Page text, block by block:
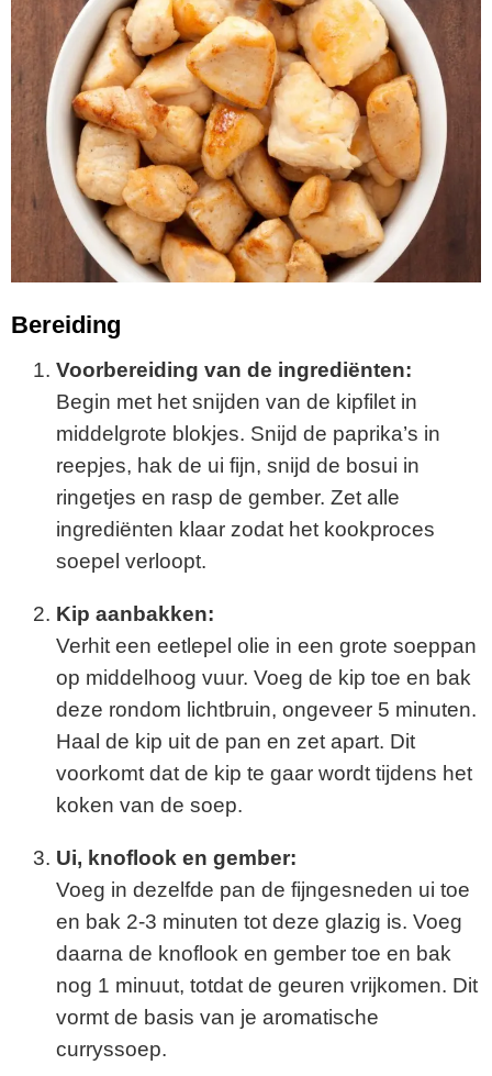
Bereiding
Voorbereiding van de ingrediënten:
Begin met het snijden van de kipfilet in
middelgrote blokjes. Snijd de paprika’s in
reepjes, hak de ui fijn, snijd de bosui in
ringetjes en rasp de gember. Zet alle
ingrediënten klaar zodat het kookproces
soepel verloopt.
Kip aanbakken:
Verhit een eetlepel olie in een grote soeppan
op middelhoog vuur. Voeg de kip toe en bak
deze rondom lichtbruin, ongeveer 5 minuten.
Haal de kip uit de pan en zet apart. Dit
voorkomt dat de kip te gaar wordt tijdens het
koken van de soep.
Ui, knoflook en gember:
Voeg in dezelfde pan de fijngesneden ui toe
en bak 2-3 minuten tot deze glazig is. Voeg
daarna de knoflook en gember toe en bak
nog 1 minuut, totdat de geuren vrijkomen. Dit
vormt de basis van je aromatische
curryssoep.